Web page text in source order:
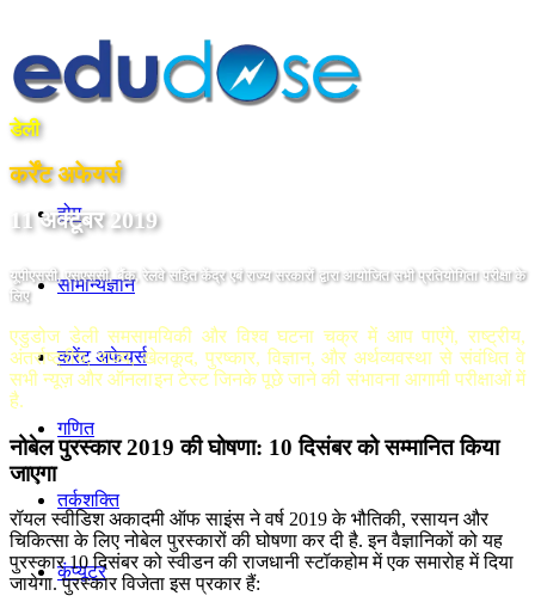
होम
सामान्यज्ञान
करेंट अफेयर्स
गणित
तर्कशक्ति
कंप्यूटर
डेली
कर्रेंट अफेयर्स
11 अक्टूबर 2019
यूपीएससी, एसएससी, बैंक, रेलवे सहित केंद्र एबं राज्य सरकारों द्वारा आयोजित सभी प्रतियोगिता परीक्षा के
लिए
एडुडोज डेली समसामयिकी और विश्व घटना चक्र में आप पाएंगे, राष्ट्रीय,
अंतर्राष्ट्रीय, राज्य, खेलकूद, पुरष्कार, विज्ञान, और अर्थव्यवस्था से संवंधित वे
सभी न्यूज़ और ऑनलाइन टेस्ट जिनके पूछे जाने की संभावना आगामी परीक्षाओं में
है.
नोबेल पुरस्‍कार 2019 की घोषणा: 10 दिसंबर को सम्मानित किया
जाएगा
रॉयल स्वीडिश अकादमी ऑफ साइंस ने वर्ष 2019 के भौतिकी, रसायन और
चिकित्सा के लिए नोबेल पुरस्‍कारों की घोषणा कर दी है. इन वैज्ञानिकों को यह
पुरस्‍कार 10 दिसंबर को स्वीडन की राजधानी स्टॉकहोम में एक समारोह में दिया
जायेगा. पुरस्कार विजेता इस प्रकार हैं: